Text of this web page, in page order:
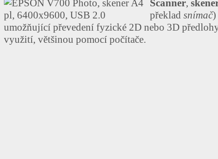
Scanner,
překlad snímač)
umožňující převedení fyzické 2D nebo 3D
využití, většinou pomocí počítače.